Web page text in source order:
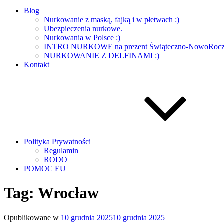
Blog
Nurkowanie z maską, fajką i w płetwach :)
Ubezpieczenia nurkowe.
Nurkowania w Polsce :)
INTRO NURKOWE na prezent Świąteczno-
NURKOWANIE Z DELFINAMI :)
Kontakt
Polityka Prywatności
Regulamin
RODO
POMOC EU
Tag: Wrocław
Opublikowane w 10 grudnia 202510 grudnia 2025